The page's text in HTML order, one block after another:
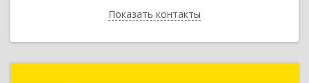
Показать контакты
Назад